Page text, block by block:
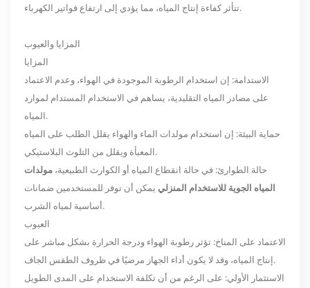
تتأثر كفاءة إنتاج المياه، مما يؤدي إلى ارتفاع فواتير الكهرباء.
المزايا والعيوب
المزايا
الاستدامة: إن استخدام الرطوبة الموجودة في الهواء، وعدم الاعتماد
على مصادر المياه التقليدية، يساهم في الاستخدام المستدام لموارد
المياه.
حماية البيئة: إن استخدام مولدات الماء والهواء يقلل الطلب على المياه
المعبأة ويقلل من التلوث البلاستيكي.
حالة الطوارئ: في حالة انقطاع المياه أو الكوارث الطبيعية، مولدات
المياه الجوية للاستخدام المنزلي يمكن أن توفر للمستخدمين ضمانات
أساسية لمياه الشرب.
العيوب
الاعتماد على المناخ: تؤثر رطوبة الهواء ودرجة الحرارة بشكل مباشر على
إنتاج المياه، وقد لا يكون أداء الجهاز مرضيًا في ظروف الطقس الجاف.
الاستثمار الأولي: على الرغم من أن تكلفة الاستخدام على المدى الطويل